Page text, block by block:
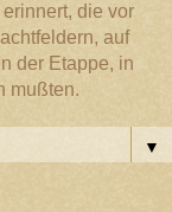
die vor
auf
der Etappe, in
mußten.
▼